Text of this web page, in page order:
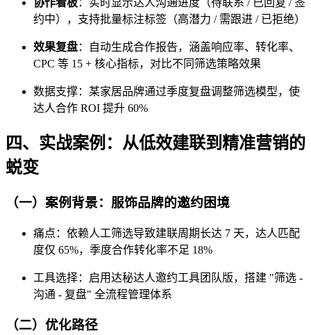
协作看板：实时显示达人沟通进度（待联系 / 已回复 / 签
约中），支持批量标注标签（高潜力 / 需跟进 / 已拒绝）
效果复盘：自动生成合作报告，涵盖响应率、转化率、
CPC 等 15 + 核心指标，对比不同筛选策略效果
数据支撑：某家居品牌通过季度复盘调整筛选模型，使
达人合作 ROI 提升 60%
四、实战案例：从低效建联到精准营销的
蜕变
（一）案例背景：服饰品牌的邀约困境
痛点：依赖人工筛选导致建联周期长达 7 天，达人匹配
度仅 65%，季度合作转化率不足 18%
工具选择：启用达秘达人邀约工具团队版，搭建 "筛选 -
沟通 - 复盘" 全流程管理体系
（二）优化路径